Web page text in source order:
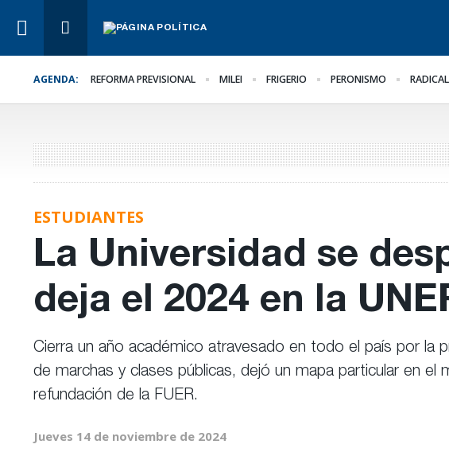
AGENDA: REFORMA PREVISIONAL MILEI FRIGERIO PERONISMO
Congreso
reducción
ESTUDIANTES
La Universidad se
deja el 2024 en la
Cierra un año académico atravesado en todo el país por la
de marchas y clases públicas, dejó un mapa particular en
refundación de la FUER.
Jueves 14 de noviembre de 2024